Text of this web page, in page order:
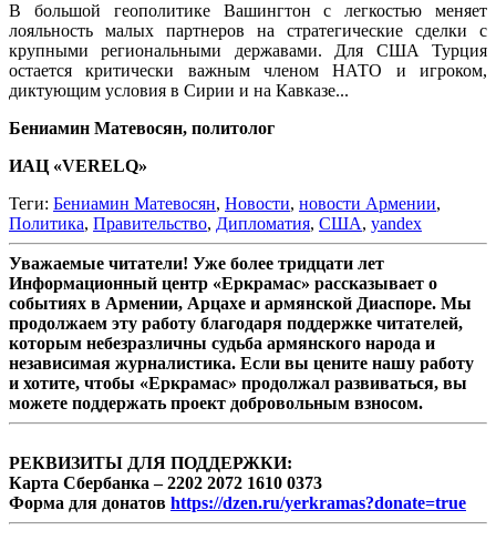
В большой геополитике Вашингтон с легкостью меняет
лояльность малых партнеров на стратегические сделки с
крупными региональными державами. Для США Турция
остается критически важным членом НАТО и игроком,
диктующим условия в Сирии и на Кавказе...
Бениамин Матевосян, политолог
ИАЦ «VERELQ»
Теги: Бениамин Матевосян, Новости, новости Армении,
Политика, Правительство, Дипломатия, США, yandex
Уважаемые читатели! Уже более тридцати лет
Информационный центр «Еркрамас» рассказывает о
событиях в Армении, Арцахе и армянской Диаспоре. Мы
продолжаем эту работу благодаря поддержке читателей,
которым небезразличны судьба армянского народа и
независимая журналистика. Если вы цените нашу работу
и хотите, чтобы «Еркрамас» продолжал развиваться, вы
можете поддержать проект добровольным взносом.
РЕКВИЗИТЫ ДЛЯ ПОДДЕРЖКИ:
Карта Сбербанка – 2202 2072 1610 0373
Форма для донатов https://dzen.ru/yerkramas?donate=true